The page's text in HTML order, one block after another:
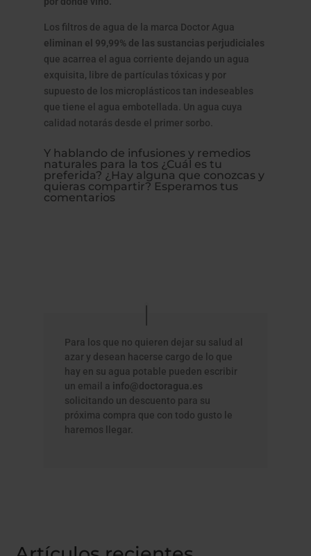
Los filtros de agua de la marca Doctor Agua
eliminan el 99,99% de las sustancias perjudiciales
que acarrea el agua corriente dejando un agua
exquisita, libre de partículas tóxicas y por
supuesto de los microplásticos tan indeseables
que tiene el agua embotellada. Un agua cuya
calidad notarás desde el primer sorbo.
Y hablando de infusiones y remedios
naturales para la tos ¿Cuál es tu
preferida? ¿Hay alguna que conozcas y
quieras compartir? Esperamos tus
comentarios
Para los que no quieren dejar su salud al
azar y desean hacerse cargo de lo que
hay en su agua potable pueden escribir
un email a info@doctoragua.es
solicitando un descuento para su
próxima compra que con todo gusto le
haremos llegar.